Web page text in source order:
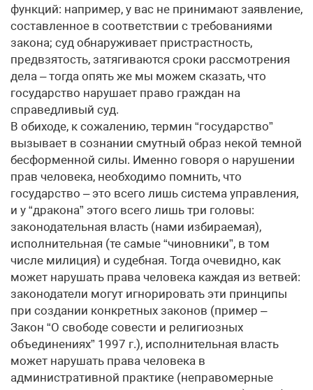
функций: например, у вас не принимают заявление,
составленное в соответствии с требованиями
закона; суд обнаруживает пристрастность,
предвзятость, затягиваются сроки рассмотрения
дела – тогда опять же мы можем сказать, что
государство нарушает право граждан на
справедливый суд.
В обиходе, к сожалению, термин “государство”
вызывает в сознании смутный образ некой темной
бесформенной силы. Именно говоря о нарушении
прав человека, необходимо помнить, что
государство – это всего лишь система управления,
и у “дракона” этого всего лишь три головы:
законодательная власть (нами избираемая),
исполнительная (те самые “чиновники”, в том
числе милиция) и судебная. Тогда очевидно, как
может нарушать права человека каждая из ветвей:
законодатели могут игнорировать эти принципы
при создании конкретных законов (пример –
Закон “О свободе совести и религиозных
объединениях” 1997 г.), исполнительная власть
может нарушать права человека в
административной практике (неправомерные